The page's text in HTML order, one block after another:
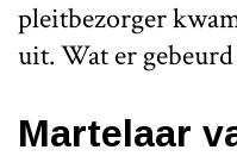
pleitbezorger
uit. Wat er
Martelaar